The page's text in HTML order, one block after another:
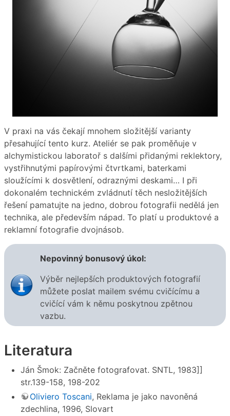
V praxi na vás čekají mnohem složitější varianty
přesahující tento kurz. Ateliér se pak proměňuje v
alchymistickou laboratoř s dalšími přidanými reklektory,
vystřihnutými papírovými čtvrtkami, baterkami
sloužícími k dosvětlení, odraznými deskami… I při
dokonalém technickém zvládnutí těch nesložitějších
řešení pamatujte na jedno, dobrou fotografii nedělá jen
technika, ale především nápad. To platí u produktové a
reklamní fotografie dvojnásob.
Nepovinný bonusový úkol:
Výběr nejlepších produktových fotografií
můžete poslat mailem svému cvičícímu a
cvičící vám k němu poskytnou zpětnou
vazbu.
Literatura
Ján Šmok: Začněte fotografovat. SNTL, 1983]]
str.139-158, 198-202
Oliviero Toscani, Reklama je jako navoněná
zdechlina, 1996, Slovart